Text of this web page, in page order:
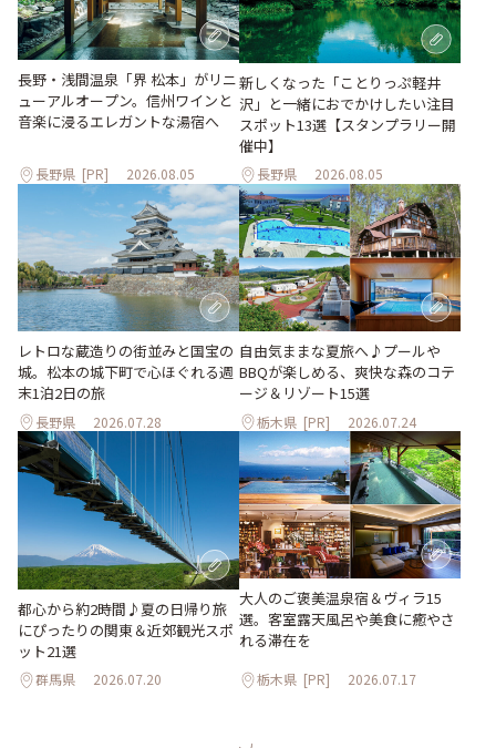
長野・浅間温泉「界 松本」がリニ
ューアルオープン。信州ワインと
音楽に浸るエレガントな湯宿へ
長野県 [PR] 2026.08.05
新しくなった「ことりっぷ軽井
沢」と一緒におでかけしたい注目
スポット13選【スタンプラリー開
催中】
長野県 2026.08.05
レトロな蔵造りの街並みと国宝の
城。松本の城下町で心ほぐれる週
末1泊2日の旅
長野県 2026.07.28
自由気ままな夏旅へ♪プールや
BBQが楽しめる、爽快な森のコテ
ージ＆リゾート15選
栃木県 [PR] 2026.07.24
都心から約2時間♪夏の日帰り旅
にぴったりの関東＆近郊観光スポ
ット21選
群馬県 2026.07.20
大人のご褒美温泉宿＆ヴィラ15
選。客室露天風呂や美食に癒やさ
れる滞在を
栃木県 [PR] 2026.07.17